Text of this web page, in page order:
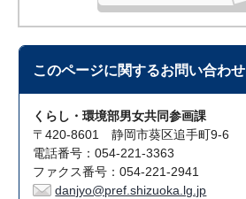
このページに関するお問い合わせ
くらし・環境部男女共同参画課
〒420-8601 静岡市葵区追手町9-6
電話番号：054-221-3363
ファクス番号：054-221-2941
danjyo@pref.shizuoka.lg.jp